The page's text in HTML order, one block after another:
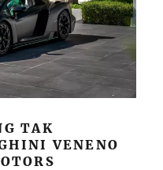
TAK
VENENO